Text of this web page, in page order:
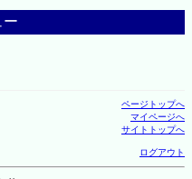
ー
ページトップへ
マイページへ
サイトトップへ
ログアウト